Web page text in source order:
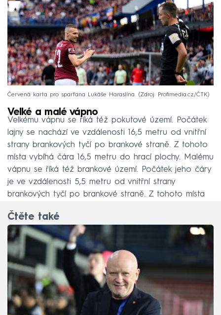
Červená karta pro sparťana Lukáše Haraslína. Zdroj: Profimedia.cz/ČTK
Velké a malé vápno
Velkému vápnu se říká též pokutové území. Počátek
lajny se nachází ve vzdálenosti 16,5 metru od vnitřní
strany brankových tyčí po brankové straně. Z tohoto
místa vybíhá čára 16,5 metru do hrací plochy. Malému
vápnu se říká též brankové území. Počátek jeho čáry
je ve vzdálenosti 5,5 metru od vnitřní strany
brankových tyčí po brankové straně. Z tohoto místa
Čtěte také